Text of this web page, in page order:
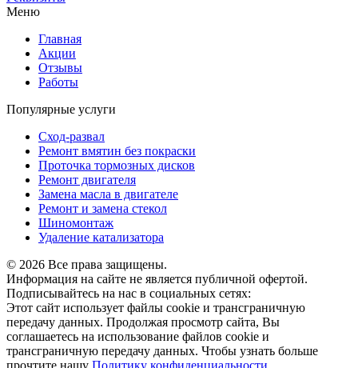
Меню
Главная
Акции
Отзывы
Работы
Популярные услуги
Сход-развал
Ремонт вмятин без покраски
Проточка тормозных дисков
Ремонт двигателя
Замена масла в двигателе
Ремонт и замена стекол
Шиномонтаж
Удаление катализатора
© 2026 Все права защищены.
Информация на сайте не является публичной офертой.
Подписывайтесь на нас в социальных сетях:
Этот сайт использует файлы cookie и трансграничную
передачу данных. Продолжая просмотр сайта, Вы
соглашаетесь на использование файлов cookie и
трансграничную передачу данных. Чтобы узнать больше